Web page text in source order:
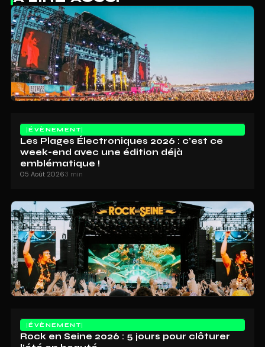
ÉVÈNEMENT
Les Plages Électroniques 2026 : c’est ce
week-end avec une édition déjà
emblématique !
05 Août 20263 min
ÉVÈNEMENT
Rock en Seine 2026 : 5 jours pour clôturer